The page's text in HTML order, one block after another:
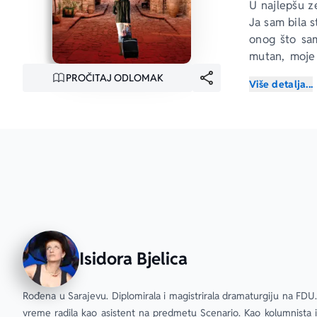
PROČITAJ ODLOMAK
U najlepšu
Ja sam bila
onog što
mutan,
sam bila
Više detalja...
Isidora Bjelica
Rođena u Sarajevu. Diplomirala i magistrirala dramaturgiju na
vreme radila kao asistent na predmetu Scenario. Kao kolumnista